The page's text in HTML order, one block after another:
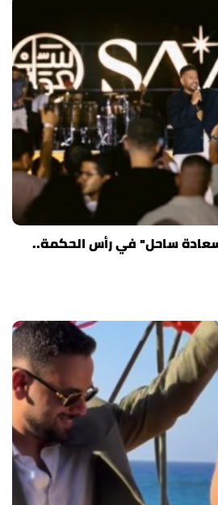
ساحل" في رأس الحكمة..